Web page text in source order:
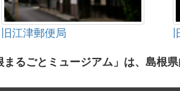
旧江津郵便局
まるごとミュージアム」は、島根